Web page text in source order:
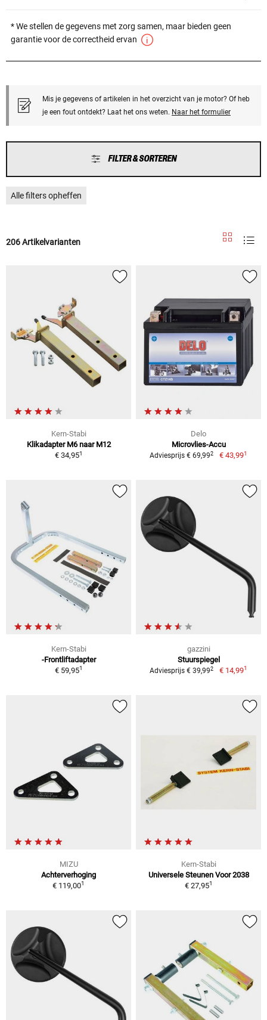
* We stellen de gegevens met zorg samen, maar bieden geen
garantie voor de correctheid ervan
Mis je gegevens of artikelen in het overzicht van je motor? Of heb
je een fout ontdekt? Laat het ons weten. Naar het formulier
FILTER & SORTEREN
Alle filters opheffen
206 Artikelvarianten
Kern-Stabi
Klikadapter M6 naar M12
€ 34,951
Delo
Microvlies-Accu
Adviesprijs € 69,992 € 43,991
Kern-Stabi
-Frontliftadapter
€ 59,951
gazzini
Stuurspiegel
Adviesprijs € 39,992 € 14,991
MIZU
Achterverhoging
€ 119,001
Kern-Stabi
Universele Steunen Voor 2038
€ 27,951